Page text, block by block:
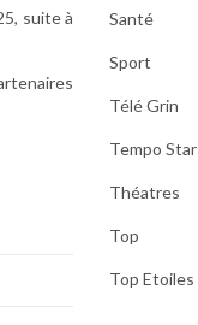
suite à
Santé
Sport
Télé Grin
Tempo Star
Théatres
Top
Top Etoiles